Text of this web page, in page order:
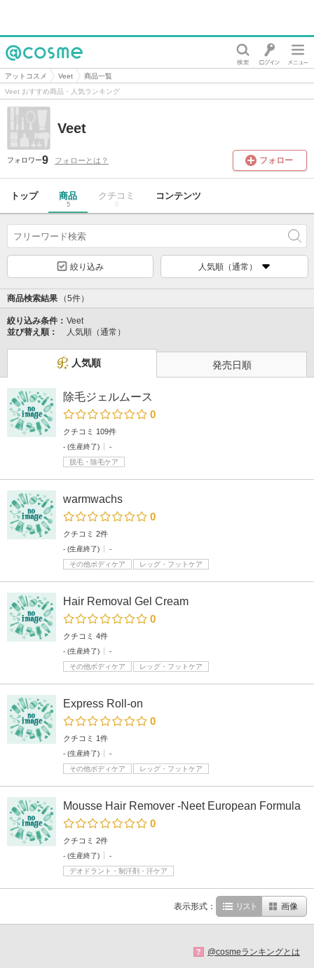
@cosme
アットコスメ Veet
商品一覧
Veet おすすめ商品・人気ランキング
Veet
フォロワー9 フォローとは？ フォロー
トップ 商品
5
クチコミ
0
コンテンツ
絞り込み 人気順（通常）
商品検索結果 （5件）
絞り込み条件： Veet
並び替え順：
人気順（通常）
人気順 発売日順
除毛ジェルムース
0
クチコミ 109件
- (生産終了)
-
脱毛・除毛ケア
warmwachs
0
クチコミ 2件
- (生産終了)
-
その他ボディケア
レッグ・フットケア
Hair Removal Gel Cream
0
クチコミ 4件
- (生産終了)
-
その他ボディケア
レッグ・フットケア
Express Roll-on
0
クチコミ 1件
- (生産終了)
-
その他ボディケア
レッグ・フットケア
Mousse Hair Remover -Neet European Formula
0
クチコミ 2件
- (生産終了)
-
デオドラント・制汗剤・汗ケア
表示形式： リスト 画像
? @cosmeランキングとは